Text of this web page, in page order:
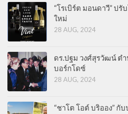
“โรเบิร์ต มอนดาวี” ป
ใหม่
28 AUG, 2024
ดร.ปฐม วงศ์สุรวัฒน์ ต
บอร์กโดซ์
28 AUG, 2024
“ชาโต โอต์ บริออง” กั